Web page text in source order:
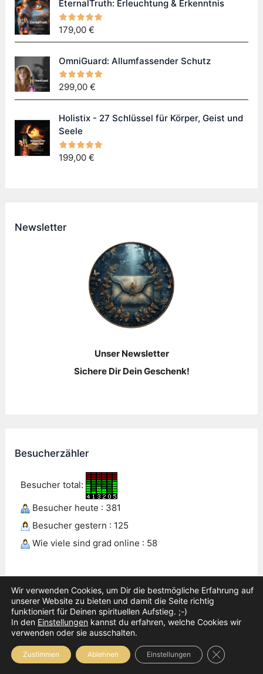
EternalTruth: Erleuchtung & Erkenntnis
179,00 €
OmniGuard: Allumfassender Schutz
299,00 €
Holistix - 27 Schlüssel für Körper, Geist und
Seele
199,00 €
Newsletter
Unser Newsletter
Sichere Dir Dein Geschenk!
Besucherzähler
Besucher total:
Besucher heute : 381
Besucher gestern : 125
Wie viele sind grad online : 58
Gehirnkicker
Wir verwenden Cookies, um Dir die bestmögliche Erfahrung auf
unserer Website zu bieten und damit die Seite richtig
funktioniert für Deinen spirituellen Aufstieg. ;-)
In den Einstellungen kannst du erfahren, welche Cookies wir
verwenden oder sie ausschalten.
Zustimmen Ablehnen Einstellungen Close